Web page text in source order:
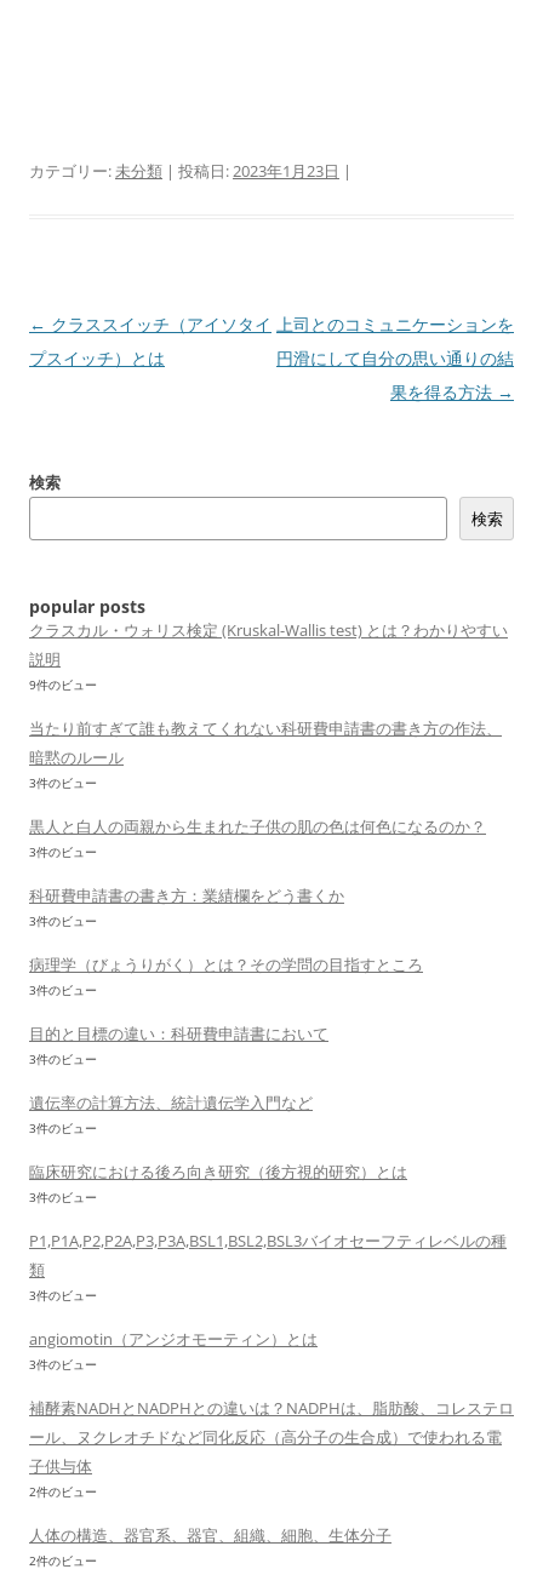
カテゴリー:未分類 | 投稿日:2023年1月23日 |
投
稿
ー
← クラススイッチ（アイソタイ
プスイッチ）とは
上司とのコミュニケーションを
円滑にして自分の思い通りの結
果を得る方法 →
検索
検索
popular posts
クラスカル・ウォリス検定 (Kruskal-Wallis test) とは？わかりやすい
説明
9件のビュー
当たり前すぎて誰も教えてくれない科研費申請書の書き方の作法、
暗黙のルール
3件のビュー
黒人と白人の両親から生まれた子供の肌の色は何色になるのか？
3件のビュー
科研費申請書の書き方：業績欄をどう書くか
3件のビュー
病理学（びょうりがく）とは？その学問の目指すところ
3件のビュー
目的と目標の違い：科研費申請書において
3件のビュー
遺伝率の計算方法、統計遺伝学入門など
3件のビュー
臨床研究における後ろ向き研究（後方視的研究）とは
3件のビュー
P1,P1A,P2,P2A,P3,P3A,BSL1,BSL2,BSL3バイオセーフティレベルの種
類
3件のビュー
angiomotin（アンジオモーティン）とは
3件のビュー
補酵素NADHとNADPHとの違いは？NADPHは、脂肪酸、コレステロ
ール、ヌクレオチドなど同化反応（高分子の生合成）で使われる電
子供与体
2件のビュー
人体の構造、器官系、器官、組織、細胞、生体分子
2件のビュー